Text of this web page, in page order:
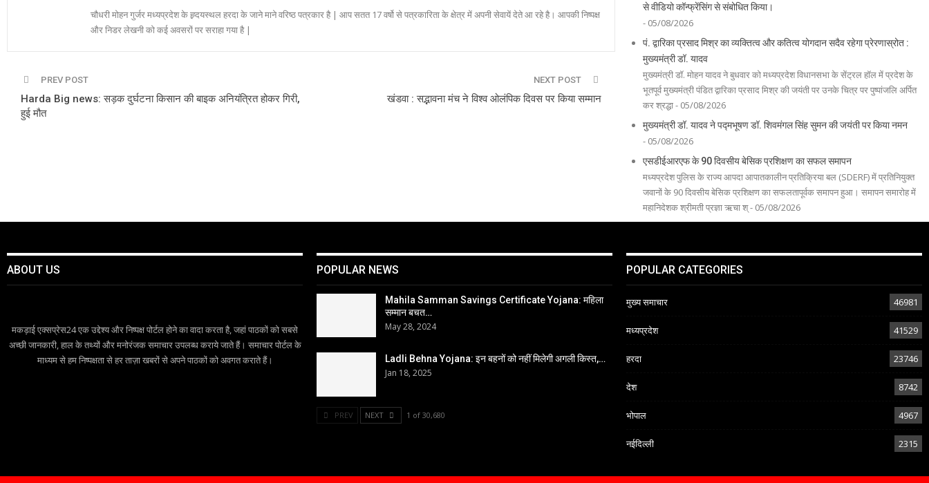
चौधरी मोहन गुर्जर मध्यप्रदेश के ह्र्दयस्थल हरदा के जाने माने वरिष्ठ पत्रकार है | आप सतत 17 वर्षो से पत्रकारिता के क्षेत्र में अपनी सेवायें देते आ रहे है। आपकी निष्पक्ष
और निडर लेखनी को कई अवसरों पर सराहा गया है |
PREV POST
Harda Big news: सड़क दुर्घटना किसान की बाइक अनियंत्रित होकर गिरी,
हुई मौत
NEXT POST
खंडवा : सद्भावना मंच ने विश्व ओलंपिक दिवस पर किया सम्मान
से वीडियो कॉन्फ्रेंसिंग से संबोधित किया।
- 05/08/2026
पं. द्वारिका प्रसाद मिश्र का व्यक्तित्व और कतित्व योगदान सदैव रहेगा प्रेरणास्रोत :
मुख्यमंत्री डॉ. यादव
मुख्यमंत्री डॉ. मोहन यादव ने बुधवार को मध्यप्रदेश विधानसभा के सेंट्रल हॉल में प्रदेश के
भूतपूर्व मुख्यमंत्री पंडित द्वारिका प्रसाद मिश्र की जयंती पर उनके चित्र पर पुष्पांजलि अर्पित
कर श्रद्धा - 05/08/2026
मुख्यमंत्री डॉ. यादव ने पद्मभूषण डॉ. शिवमंगल सिंह सुमन की जयंती पर किया नमन
- 05/08/2026
एसडीईआरएफ के 90 दिवसीय बेसिक प्रशिक्षण का सफल समापन
मध्यप्रदेश पुलिस के राज्य आपदा आपातकालीन प्रतिक्रिया बल (SDERF) में प्रतिनियुक्त
जवानों के 90 दिवसीय बेसिक प्रशिक्षण का सफलतापूर्वक समापन हुआ। समापन समारोह में
महानिदेशक श्रीमती प्रज्ञा ऋचा श् - 05/08/2026
ABOUT US
मकड़ाई एक्सप्रेस24 एक उद्देश्य और निष्पक्ष पोर्टल होने का वादा करता है, जहां पाठकों को सबसे
अच्छी जानकारी, हाल के तथ्यों और मनोरंजक समाचार उपलब्ध कराये जाते हैं। समाचार पोर्टल के
माध्यम से हम निष्पक्षता से हर ताज़ा खबरों से अपने पाठकों को अवगत कराते हैं।
POPULAR NEWS
Mahila Samman Savings Certificate Yojana: महिला
सम्मान बचत…
May 28, 2024
Ladli Behna Yojana: इन बहनों को नहीं मिलेगी अगली किस्त,…
Jan 18, 2025
PREV NEXT 1 of 30,680
POPULAR CATEGORIES
मुख्य समाचार 46981
मध्यप्रदेश 41529
हरदा 23746
देश 8742
भोपाल 4967
नईदिल्ली 2315